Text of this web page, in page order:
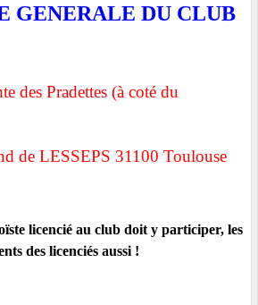
GENERALE DU CLUB
des Pradettes (à coté du
de LESSEPS 31100 Toulouse
licencié au club doit y participer, les
des licenciés aussi !